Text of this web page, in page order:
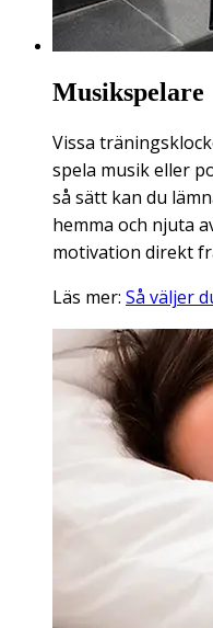
Musikspelare
Vissa
spela musik eller
så sätt kan du
hemma och njuta
motivation direkt
Läs mer: Så väljer